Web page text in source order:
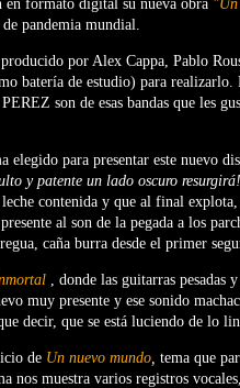
en formato digital su nueva obra "Un
pandemia mundial.
por Alex Cappa, Pablo
batería de estudio) para realizarlo.
son de esas bandas que les
elegido para presentar este nuevo
y patente un lado oscuro
contenida y que al final
al son de la pegada a los
caña burra desde el primer
, donde las guitarras pesadas
muy presente y ese sonido
decir, que se está luciendo de lo
de Un nuevo mundo, tema que
nos muestra varios registros